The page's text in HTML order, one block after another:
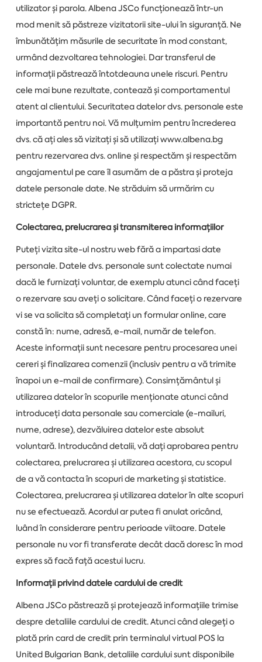
utilizator și parola. Albena JSCo funcționează într-un
mod menit să păstreze vizitatorii site-ului în siguranță. Ne
îmbunătățim măsurile de securitate în mod constant,
urmând dezvoltarea tehnologiei. Dar transferul de
informații păstrează întotdeauna unele riscuri. Pentru
cele mai bune rezultate, contează și comportamentul
atent al clientului. Securitatea datelor dvs. personale este
importantă pentru noi. Vă mulțumim pentru încrederea
dvs. că ați ales să vizitați și să utilizați www.albena.bg
pentru rezervarea dvs. online și respectăm și respectăm
angajamentul pe care îl asumăm de a păstra și proteja
datele personale date. Ne străduim să urmărim cu
strictețe DGPR.
Colectarea, prelucrarea și transmiterea informațiilor
Puteți vizita site-ul nostru web fără a impartasi date
personale. Datele dvs. personale sunt colectate numai
dacă le furnizați voluntar, de exemplu atunci când faceți
o rezervare sau aveți o solicitare. Când faceți o rezervare
vi se va solicita să completați un formular online, care
constă în: nume, adresă, e-mail, număr de telefon.
Aceste informații sunt necesare pentru procesarea unei
cereri și finalizarea comenzii (inclusiv pentru a vă trimite
înapoi un e-mail de confirmare). Consimțământul și
utilizarea datelor în scopurile menționate atunci când
introduceți data personale sau comerciale (e-mailuri,
nume, adrese), dezvăluirea datelor este absolut
voluntară. Introducând detalii, vă dați aprobarea pentru
colectarea, prelucrarea și utilizarea acestora, cu scopul
de a vă contacta în scopuri de marketing și statistice.
Colectarea, prelucrarea și utilizarea datelor în alte scopuri
nu se efectuează. Acordul ar putea fi anulat oricând,
luând în considerare pentru perioade viitoare. Datele
personale nu vor fi transferate decât dacă doresc în mod
expres să facă față acestui lucru.
Informații privind datele cardului de credit
Albena JSCo păstrează și protejează informațiile trimise
despre detaliile cardului de credit. Atunci când alegeți o
plată prin card de credit prin terminalul virtual POS la
United Bulgarian Bank, detaliile cardului sunt disponibile